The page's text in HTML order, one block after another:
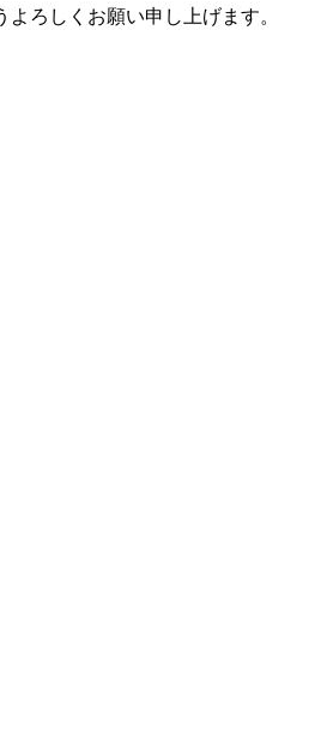
ろしくお願い申し上げます。